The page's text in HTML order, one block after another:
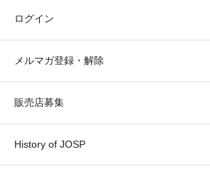
ログイン
メルマガ登録・解除
販売店募集
History of JOSP